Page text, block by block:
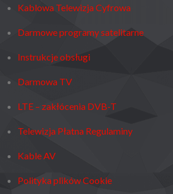
Kablowa Telewizja Cyfrowa
Darmowe programy satelitarne
Instrukcje obsługi
Darmowa TV
LTE – zakłócenia DVB-T
Telewizja Płatna Regulaminy
Kable AV
Polityka plików Cookie